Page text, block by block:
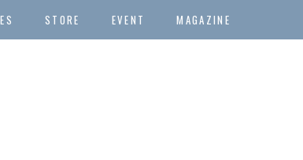
STORE EVENT MAGAZINE